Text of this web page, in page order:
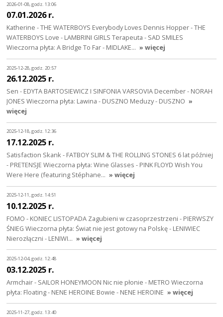
2026-01-08, godz. 13:06
07.01.2026 r.
Katherine - THE WATERBOYS Everybody Loves Dennis Hopper - THE
WATERBOYS Love - LAMBRINI GIRLS Terapeuta - SAD SMILES
Wieczorna płyta: A Bridge To Far - MIDLAKE… » więcej
2025-12-28, godz. 20:57
26.12.2025 r.
Sen - EDYTA BARTOSIEWICZ I SINFONIA VARSOVIA December - NORAH
JONES Wieczorna płyta: Lawina - DUSZNO Meduzy - DUSZNO »
więcej
2025-12-18, godz. 12:36
17.12.2025 r.
Satisfaction Skank - FATBOY SLIM & THE ROLLING STONES 6 lat później
- PRETENSJE Wieczorna płyta: Wine Glasses - PINK FLOYD Wish You
Were Here (featuring Stéphane… » więcej
2025-12-11, godz. 14:51
10.12.2025 r.
FOMO - KONIEC LISTOPADA Zagubieni w czasoprzestrzeni - PIERWSZY
ŚNIEG Wieczorna płyta: Świat nie jest gotowy na Polskę - LENIWIEC
Nierozłączni - LENIWI… » więcej
2025-12-04, godz. 12:48
03.12.2025 r.
Armchair - SAILOR HONEYMOON Nic nie płonie - METRO Wieczorna
płyta: Floating - NENE HEROINE Bowie - NENE HEROINE » więcej
2025-11-27, godz. 13:40